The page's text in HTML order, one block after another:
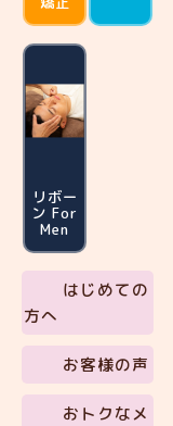
リボー
ン For
Men
はじめての
方へ
お客様の声
おトクなメ